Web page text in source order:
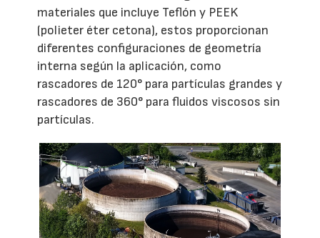
materiales que incluye Teflón y PEEK
(polieter éter cetona), estos proporcionan
diferentes configuraciones de geometría
interna según la aplicación, como
rascadores de 120° para partículas grandes y
rascadores de 360° para fluidos viscosos sin
partículas.